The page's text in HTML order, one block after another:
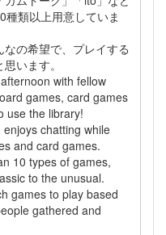
種類以上用意していま
の希望で、プレイする
います。
with fellow
games, card games
use the library!
chatting while
and card games.
10 types of games,
to the unusual.
games to play based
gathered and